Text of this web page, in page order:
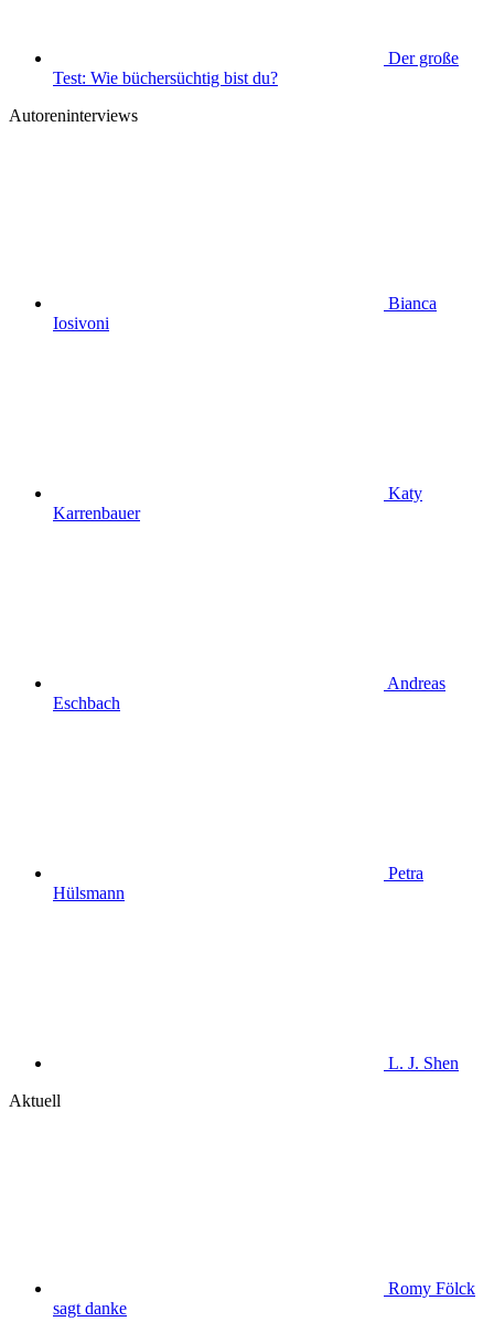
Der große
Test: Wie büchersüchtig bist du?
Autoreninterviews
Bianca
Iosivoni
Katy
Karrenbauer
Andreas
Eschbach
Petra
Hülsmann
L. J. Shen
Aktuell
Romy Fölck
sagt danke